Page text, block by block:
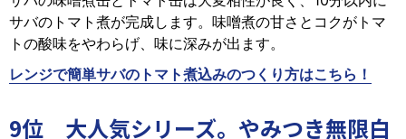
サバのトマト煮が完成します。味噌煮の甘さとコクがトマ
トの酸味をやわらげ、味に深みが出ます。
レンジで簡単サバのトマト煮込みのつくり方はこちら！
9位 大人気シリーズ。やみつき無限白